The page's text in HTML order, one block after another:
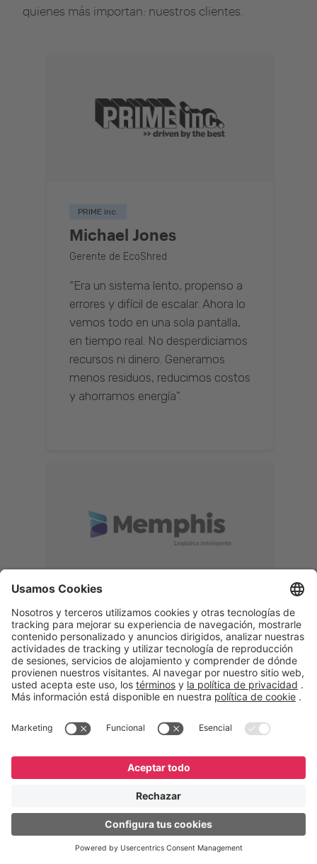
quienes más importan: nuestros clientes.
PRIME inc.
Michael Jones
Gerente de EcoShred
“Era un sistema lento, propenso a
errores y difícil de escalar. Ahora lo
vemos todo en una sola pantalla,
en tiempo real. No desperdiciamos
recursos ni dinero. Generamos
menos residuos, reducimos costos
y ahorramos energía".
Memphis
Eduardo Ribeiro
CEO
“Con GeneXus desarrollamos una
acompañar todas las etapas de la
verificar, analizar, reacondicionar y
garantizando calidad y reduciendo
costos”.